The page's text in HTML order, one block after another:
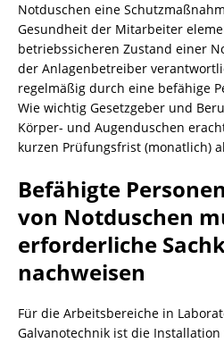
Notduschen eine
Gesundheit der Mitarbeiter
betriebssicheren Zustand einer
der Anlagenbetreiber
regelmäßig durch eine befähige
Wie wichtig Gesetzgeber und
Körper- und Augenduschen
kurzen Prüfungsfrist (monatlich)
Befähigte
von Notduschen
erforderliche
nachweisen
Für die Arbeitsbereiche in
Galvanotechnik ist die